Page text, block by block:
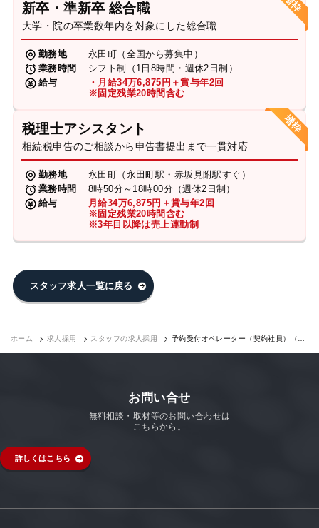
新卒・準新卒 総合職
大学・院の卒業数年内を対象にした総合職
勤務地
永田町（全国から募集中）
業務時間
シフト制（1日8時間・週休2日制）
給与
・月給34万6,875円＋賞与年2回
※固定残業20時間含む
税理士アシスタント
相続税申告のご相談から申告書提出まで一貫対応
勤務地
永田町（永田町駅・赤坂見附駅すぐ）
業務時間
8時50分～18時00分（週休2日制）
給与
月給34万6,875円＋賞与年2回
※固定残業20時間含む
※3年目以降は売上連動制
スタッフ求人一覧に戻る
ホーム 求人採用 スタッフの求人採用
予約受付オペレーター（契約社員）（永
お問い合せ
無料相談・取材等のお問い合わせは
こちらから。
詳しくはこちら